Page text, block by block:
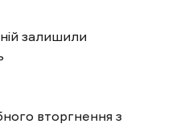
залишили
вторгнення з